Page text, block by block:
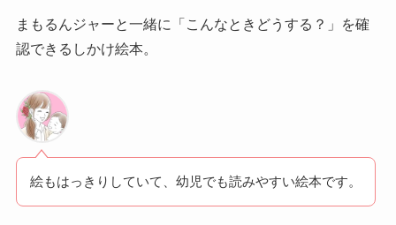
まもるんジャーと一緒に「こんなときどうする？」を確
認できるしかけ絵本。
絵もはっきりしていて、幼児でも読みやすい絵本です。